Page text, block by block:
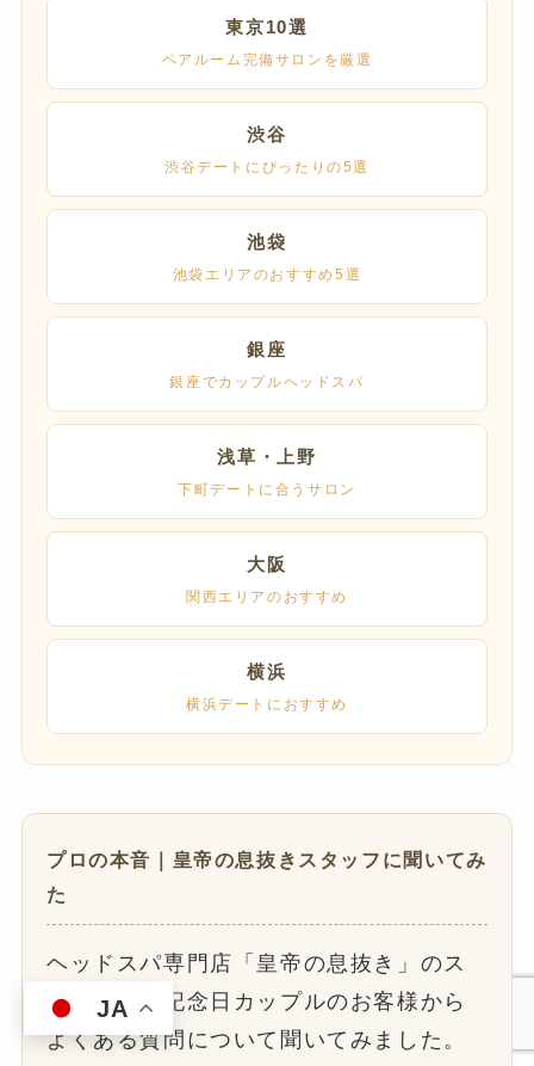
東京10選
ペアルーム完備サロンを厳選
渋谷
渋谷デートにぴったりの5選
池袋
池袋エリアのおすすめ5選
銀座
銀座でカップルヘッドスパ
浅草・上野
下町デートに合うサロン
大阪
関西エリアのおすすめ
横浜
横浜デートにおすすめ
プロの本音｜皇帝の息抜きスタッフに聞いてみ
た
ヘッドスパ専門店「皇帝の息抜き」のス
タッフに、記念日カップルのお客様から
よくある質問について聞いてみました。
JA